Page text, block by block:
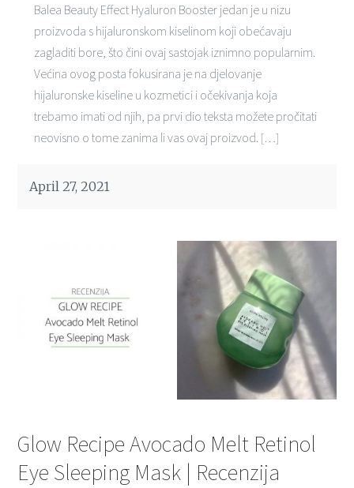
Balea Beauty Effect Hyaluron Booster jedan je u nizu
proizvoda s hijaluronskom kiselinom koji obećavaju
zagladiti bore, što čini ovaj sastojak iznimno popularnim.
Većina ovog posta fokusirana je na djelovanje
hijaluronske kiseline u kozmetici i očekivanja koja
trebamo imati od njih, pa prvi dio teksta možete pročitati
neovisno o tome zanima li vas ovaj proizvod. […]
April 27, 2021
Glow Recipe Avocado Melt Retinol
Eye Sleeping Mask | Recenzija